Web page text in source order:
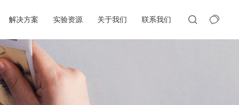
解决方案 实验资源 关于我们 联系我们